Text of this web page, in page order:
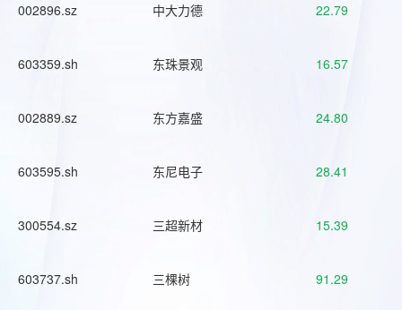
002896.sz 中大力德 22.79
603359.sh 东珠景观 16.57
002889.sz 东方嘉盛 24.80
603595.sh 东尼电子 28.41
300554.sz 三超新材 15.39
603737.sh 三棵树 91.29